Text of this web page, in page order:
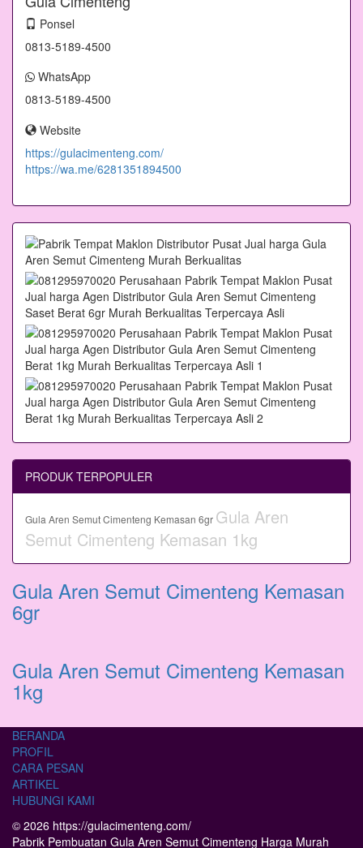
Ponsel
0813-5189-4500
WhatsApp
0813-5189-4500
Website
https://gulacimenteng.com/
https://wa.me/6281351894500
PRODUK TERPOPULER
Gula Aren Semut Cimenteng Kemasan 6gr Gula Aren
Semut Cimenteng Kemasan 1kg
Gula Aren Semut Cimenteng Kemasan
6gr
Gula Aren Semut Cimenteng Kemasan
1kg
BERANDA
PROFIL
CARA PESAN
ARTIKEL
HUBUNGI KAMI
© 2026 https://gulacimenteng.com/
Pabrik Pembuatan Gula Aren Semut Cimenteng Harga Murah